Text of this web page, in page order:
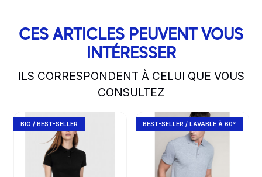
CES ARTICLES PEUVENT VOUS
INTÉRESSER
ILS CORRESPONDENT À CELUI QUE VOUS
CONSULTEZ
slide1 to 2of 5
BIO / BEST-SELLER
Go to product page BEST-SELLER / LAVABLE À 60°
Go to product page